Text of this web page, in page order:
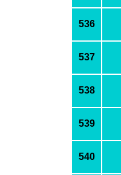
536
537
538
539
540